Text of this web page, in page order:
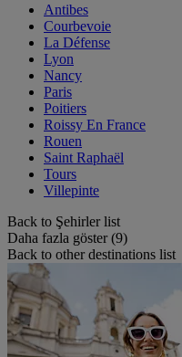
Antibes
Courbevoie
La Défense
Lyon
Nancy
Paris
Poitiers
Roissy En France
Rouen
Saint Raphaël
Tours
Villepinte
Back to Şehirler list
Daha fazla göster (9)
Back to other destinations list